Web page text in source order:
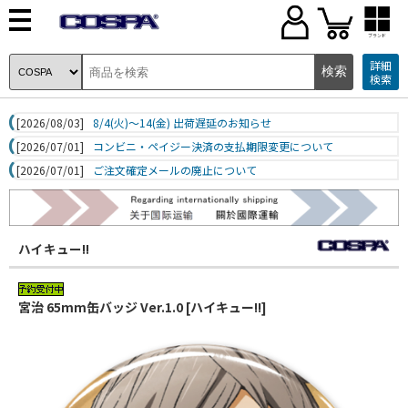
ブランド
詳細
検索
[2026/08/03]
8/4(火)～14(金) 出荷遅延のお知らせ
[2026/07/01]
コンビニ・ペイジー決済の支払期限変更について
[2026/07/01]
ご注文確定メールの廃止について
ハイキュー!!
宮治 65mm缶バッジ Ver.1.0 [ハイキュー!!]